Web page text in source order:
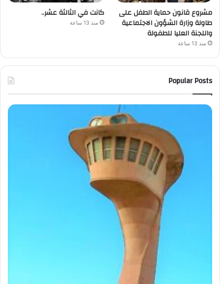
مشروع قانون حماية الطفل على
طاولة وزارة الشؤون الاجتماعية
واللجنة العليا للطفولة
منذ 13 ساعة
كانت في الثالثة عشر..
منذ 13 ساعة
Popular Posts